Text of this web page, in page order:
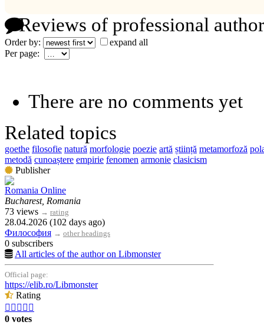
Reviews of professional
Order by:
expand all
Per page:
There are no comments yet
Related topics
goethe filosofie natură morfologie poezie artă știință metamorfoză
metodă cunoaștere empirie fenomen armonie clasicism
Publisher
Romania Online
Bucharest, Romania
73 views → rating
28.04.2026 (102 days ago)
Философия → other headings
0 subscribers
All articles of the author on Libmonster
Official page:
https://elib.ro/Libmonster
Rating
    
0 votes